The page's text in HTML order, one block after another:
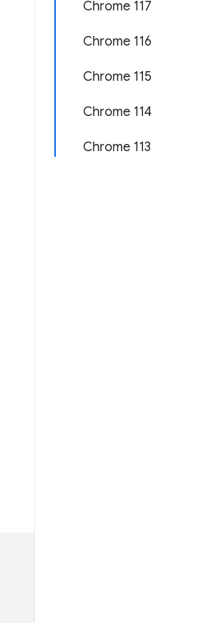
Chrome 117
Chrome 116
Chrome 115
Chrome 114
Chrome 113